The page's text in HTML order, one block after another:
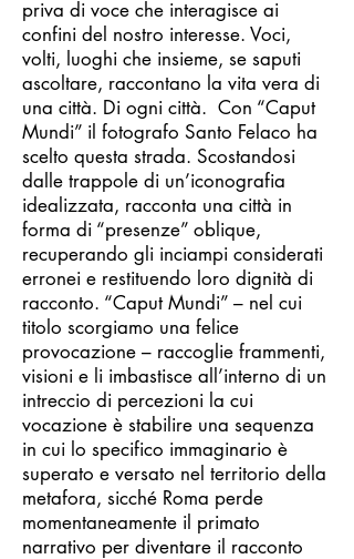
priva di voce che interagisce ai
confini del nostro interesse. Voci,
volti, luoghi che insieme, se saputi
ascoltare, raccontano la vita vera di
una città. Di ogni città. Con “Caput
Mundi” il fotografo Santo Felaco ha
scelto questa strada. Scostandosi
dalle trappole di un’iconografia
idealizzata, racconta una città in
forma di “presenze” oblique,
recuperando gli inciampi considerati
erronei e restituendo loro dignità di
racconto. “Caput Mundi” – nel cui
titolo scorgiamo una felice
provocazione – raccoglie frammenti,
visioni e li imbastisce all’interno di un
intreccio di percezioni la cui
vocazione è stabilire una sequenza
in cui lo specifico immaginario è
superato e versato nel territorio della
metafora, sicché Roma perde
momentaneamente il primato
narrativo per diventare il racconto